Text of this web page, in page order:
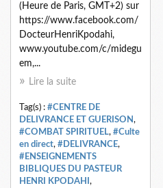
(Heure de Paris, GMT+2) sur
https://www.facebook.com/
DocteurHenriKpodahi,
www.youtube.com/c/midegu
em,...
Lire la suite
Tag(s) : #CENTRE DE
DELIVRANCE ET GUERISON,
#COMBAT SPIRITUEL, #Culte
en direct, #DELIVRANCE,
#ENSEIGNEMENTS
BIBLIQUES DU PASTEUR
HENRI KPODAHI ,